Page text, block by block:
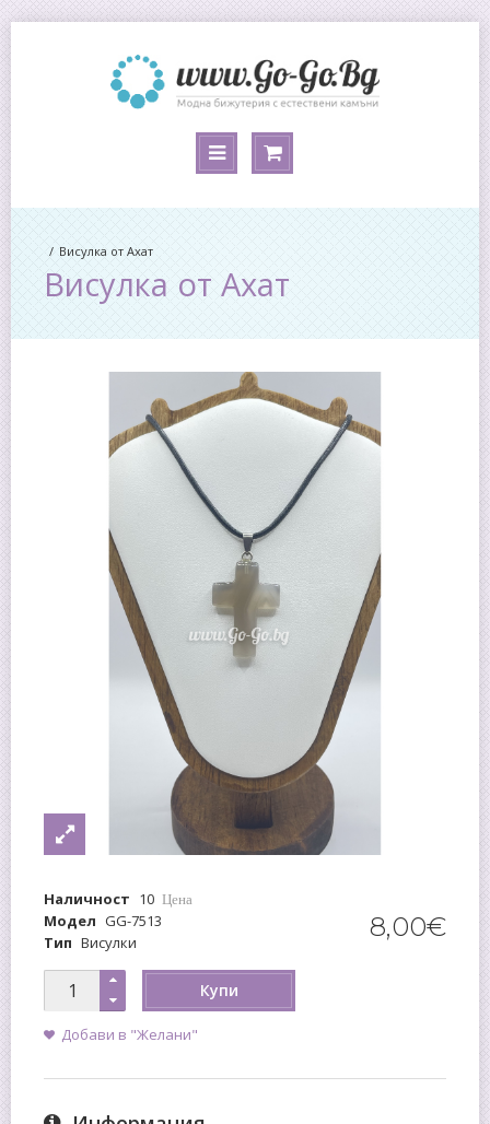
Висулка от Ахат
Висулка от Ахат
Наличност 10
Модел GG-7513
Тип Висулки
Цена
8,00€
Купи
Добави в "Желани"